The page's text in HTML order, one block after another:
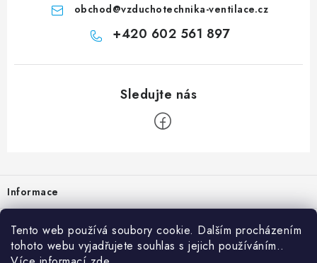
Tento web používá soubory cookie. Dalším procházením
tohoto webu vyjadřujete souhlas s jejich používáním..
obchod@vzduchotechnika-ventilace.cz
+420 602 561 897
Informace
Prodejna
Rady a tipy